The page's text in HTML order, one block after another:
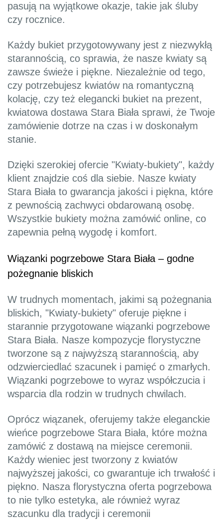
pasują na wyjątkowe okazje, takie jak śluby
czy rocznice.
Każdy bukiet przygotowywany jest z niezwykłą
starannością, co sprawia, że nasze kwiaty są
zawsze świeże i piękne. Niezależnie od tego,
czy potrzebujesz kwiatów na romantyczną
kolację, czy też elegancki bukiet na prezent,
kwiatowa dostawa Stara Biała sprawi, że Twoje
zamówienie dotrze na czas i w doskonałym
stanie.
Dzięki szerokiej ofercie "Kwiaty-bukiety", każdy
klient znajdzie coś dla siebie. Nasze kwiaty
Stara Biała to gwarancja jakości i piękna, które
z pewnością zachwyci obdarowaną osobę.
Wszystkie bukiety można zamówić online, co
zapewnia pełną wygodę i komfort.
Wiązanki pogrzebowe Stara Biała – godne
pożegnanie bliskich
W trudnych momentach, jakimi są pożegnania
bliskich, "Kwiaty-bukiety" oferuje piękne i
starannie przygotowane wiązanki pogrzebowe
Stara Biała. Nasze kompozycje florystyczne
tworzone są z najwyższą starannością, aby
odzwierciedlać szacunek i pamięć o zmarłych.
Wiązanki pogrzebowe to wyraz współczucia i
wsparcia dla rodzin w trudnych chwilach.
Oprócz wiązanek, oferujemy także eleganckie
wieńce pogrzebowe Stara Biała, które można
zamówić z dostawą na miejsce ceremonii.
Każdy wieniec jest tworzony z kwiatów
najwyższej jakości, co gwarantuje ich trwałość i
piękno. Nasza florystyczna oferta pogrzebowa
to nie tylko estetyka, ale również wyraz
szacunku dla tradycji i ceremonii